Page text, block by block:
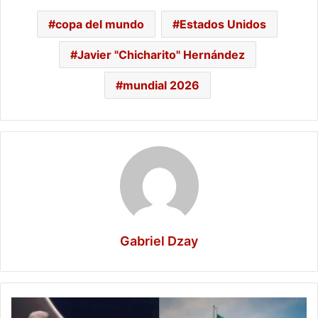
copa del mundo Estados Unidos
Javier "Chicharito" Hernández
mundial 2026
Gabriel Dzay
Resumen